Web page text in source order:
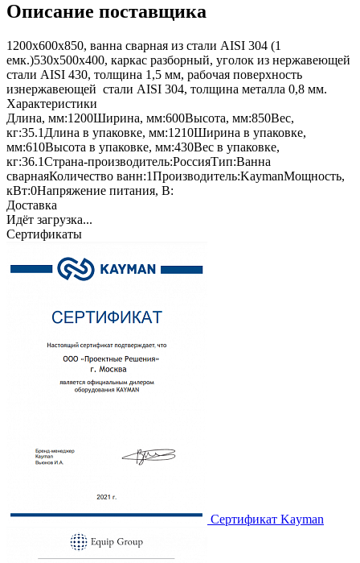
Описание поставщика
1200х600х850, ванна сварная из стали AISI 304 (1
емк.)530х500х400, каркас разборный, уголок из нержавеющей
стали AISI 430, толщина 1,5 мм, рабочая поверхность
изнержавеющей стали AISI 304, толщина металла 0,8 мм.
Характеристики
Длина, мм:1200Ширина, мм:600Высота, мм:850Вес,
кг:35.1 Длина в упаковке, мм:1210Ширина в упаковке,
мм:610Высота в упаковке, мм:430Вес в упаковке,
кг:36.1Страна-производитель:РоссияТип:Ванна
сварнаяКоличество ванн:1Производитель:KaymanМощность,
кВт:0Напряжение питания, В:
Доставка
Идёт загрузка...
Сертификаты
Сертификат Kayman